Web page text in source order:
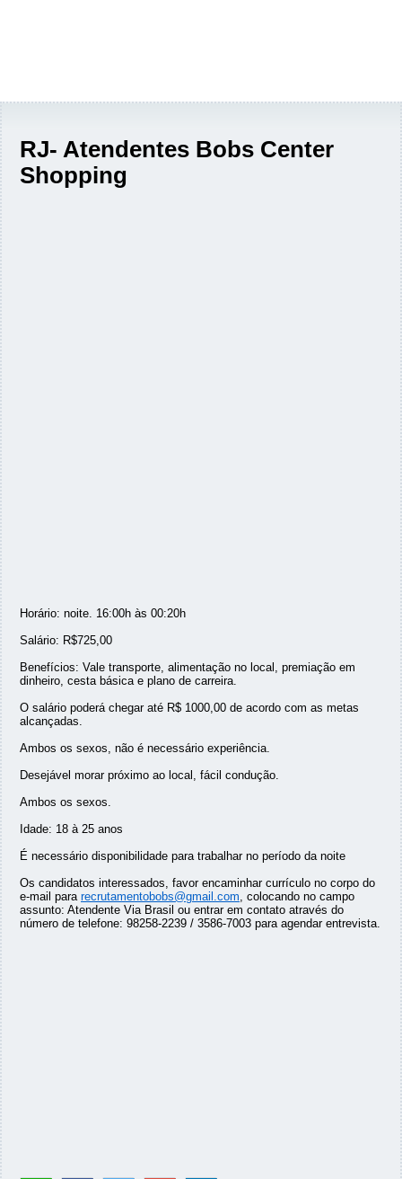
RJ- Atendentes Bobs Center
Shopping
Horário: noite. 16:00h às 00:20h
Salário: R$725,00
Benefícios: Vale transporte, alimentação no local, premiação em
dinheiro, cesta básica e plano de carreira.
O salário poderá chegar até R$ 1000,00 de acordo com as metas
alcançadas.
Ambos os sexos, não é necessário experiência.
Desejável morar próximo ao local, fácil condução.
Ambos os sexos.
Idade: 18 à 25 anos
É necessário disponibilidade para trabalhar no período da noite
Os candidatos interessados, favor encaminhar currículo no corpo do
e-mail para recrutamentobobs@gmail.com, colocando no campo
assunto: Atendente Via Brasil ou entrar em contato através do
número de telefone: 98258-2239 / 3586-7003 para agendar entrevista.